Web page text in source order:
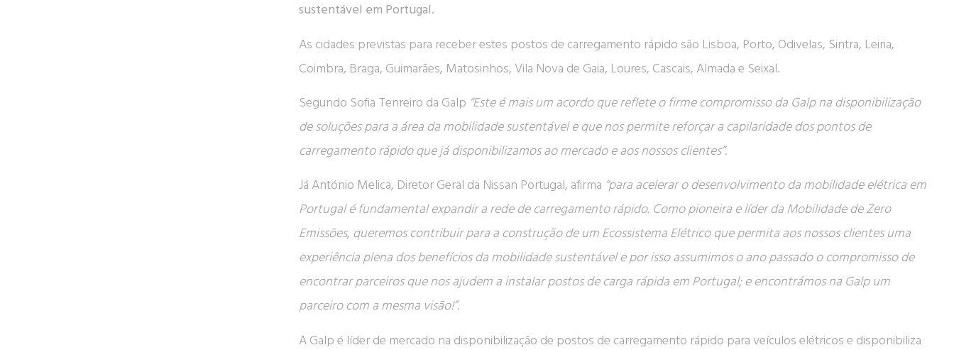
sustentável em Portugal.
As cidades previstas para receber estes postos de carregamento rápido são Lisboa, Porto, Odivelas, Sintra, Leiria,
Coimbra, Braga, Guimarães, Matosinhos, Vila Nova de Gaia, Loures, Cascais, Almada e Seixal.
Segundo Sofia Tenreiro da Galp “Este é mais um acordo que reflete o firme compromisso da Galp na disponibilização
de soluções para a área da mobilidade sustentável e que nos permite reforçar a capilaridade dos pontos de
carregamento rápido que já disponibilizamos ao mercado e aos nossos clientes”.
Já António Melica, Diretor Geral da Nissan Portugal, afirma “para acelerar o desenvolvimento da mobilidade elétrica em
Portugal é fundamental expandir a rede de carregamento rápido. Como pioneira e líder da Mobilidade de Zero
Emissões, queremos contribuir para a construção de um Ecossistema Elétrico que permita aos nossos clientes uma
experiência plena dos benefícios da mobilidade sustentável e por isso assumimos o ano passado o compromisso de
encontrar parceiros que nos ajudem a instalar postos de carga rápida em Portugal; e encontrámos na Galp um
parceiro com a mesma visão!”.
A Galp é líder de mercado na disponibilização de postos de carregamento rápido para veículos elétricos e disponibiliza